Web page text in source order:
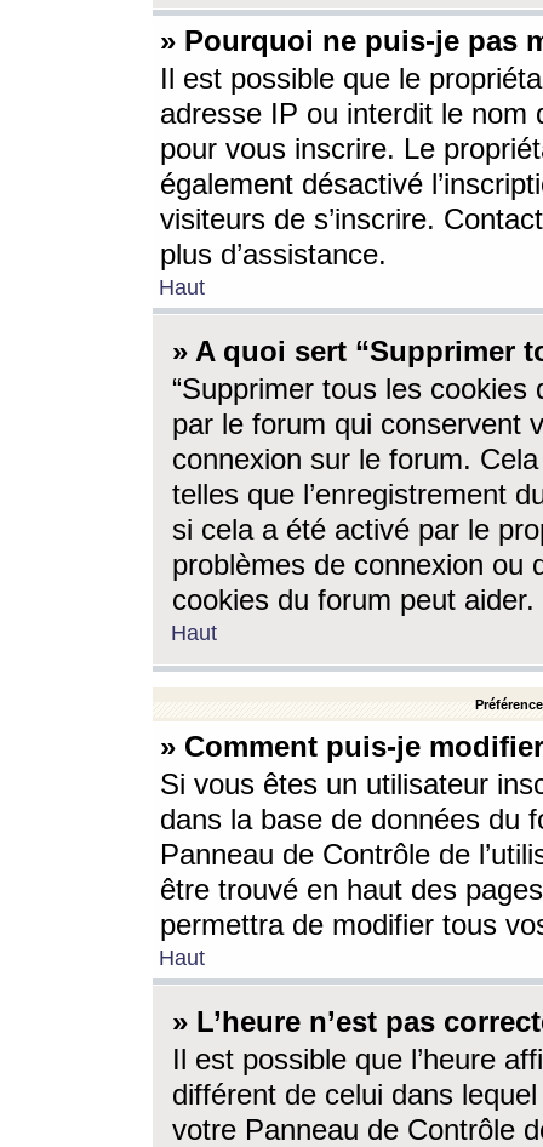
» Pourquoi ne puis-je pas
Il est possible que le
adresse IP ou interdit le nom
pour vous inscrire. Le
également désactivé
visiteurs de s’inscrire.
plus d’assistance.
Haut
» A quoi sert “Supprimer
“Supprimer tous les cookies
par le forum qui conservent
connexion sur le forum.
telles que l’enregistrement
si cela a été activé par le
problèmes de connexion ou
cookies du forum peut aider.
Haut
» Comment puis-je
Si vous êtes un utilisateur
dans la base de données du
Panneau de Contrôle de
être trouvé en haut des
permettra de modifier tous
Haut
» L’heure n’est pas
Il est possible que l’heure
différent de celui dans
votre Panneau de Contrôle